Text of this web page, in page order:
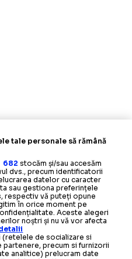
tale personale să rămână
682 stocăm și/sau accesăm
dvs., precum identificatorii
datelor cu caracter
sau gestiona preferințele
respectiv vă puteți opune
în orice moment pe
Aceste alegeri
noștri și nu vă vor afecta
de socializare si
precum si furnizorii
analitice) prelucram date